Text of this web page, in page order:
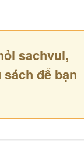
sachvui,
để bạn